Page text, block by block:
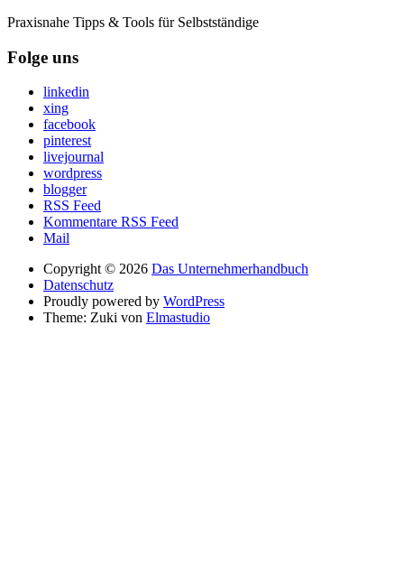
Praxisnahe Tipps & Tools für Selbstständige
Folge uns
linkedin
xing
facebook
pinterest
livejournal
wordpress
blogger
RSS Feed
Kommentare RSS Feed
Mail
Copyright © 2026 Das Unternehmerhandbuch
Datenschutz
Proudly powered by WordPress
Theme: Zuki von Elmastudio